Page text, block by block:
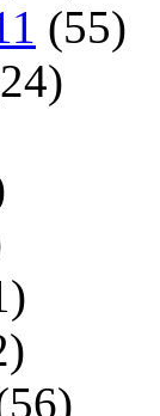
(55)